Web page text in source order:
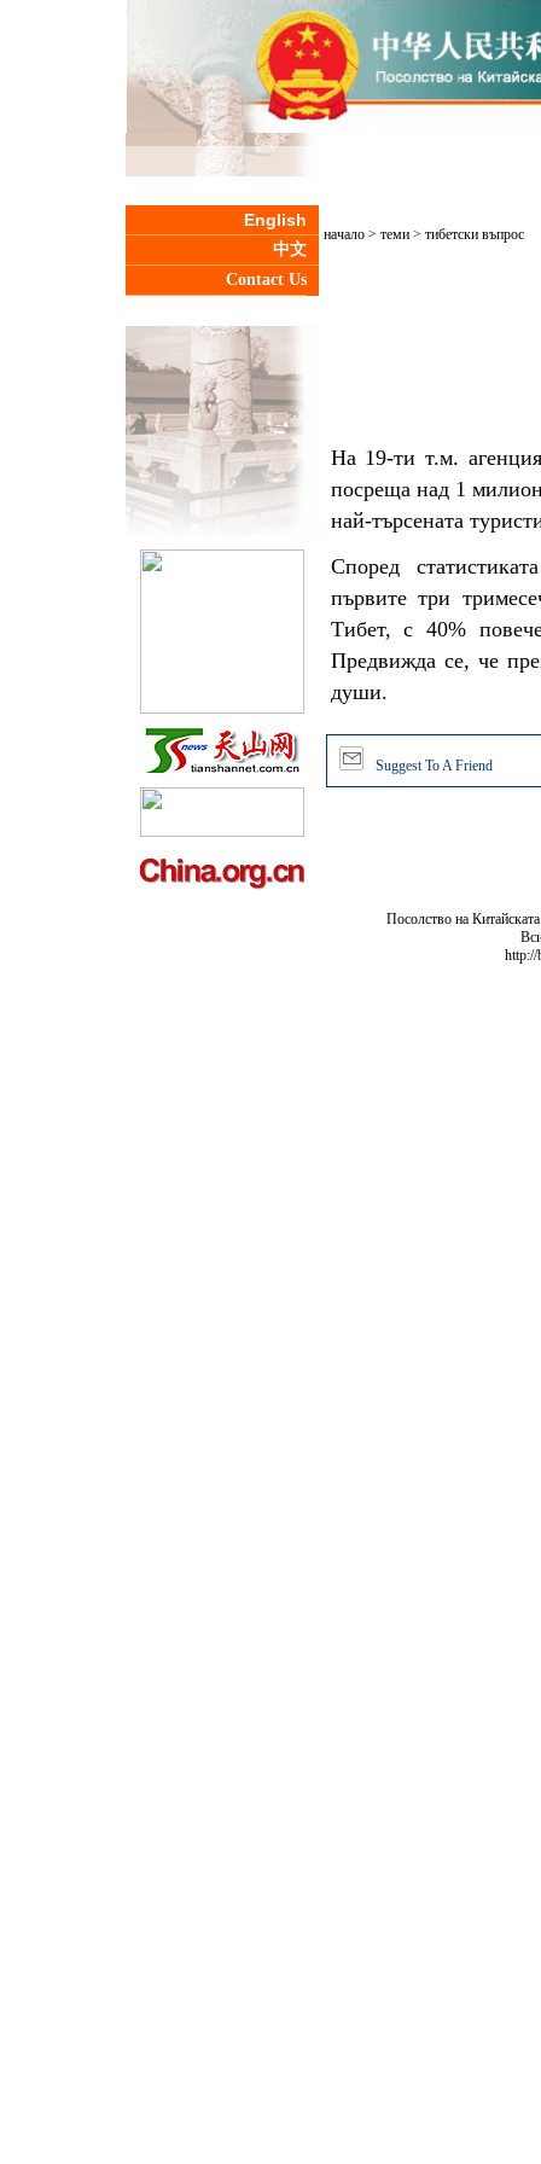
English
中文
Contact Us
начало> теми> тибетски въпрос
На 19-ти т.м.
посреща над 1
най-търсената
Според
първите три
Тибет, с 40%
Предвижда се, че
души.
Suggest To A Friend
Посолство на
http://